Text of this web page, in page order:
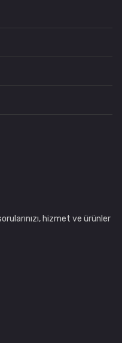
hizmet ve ürünler